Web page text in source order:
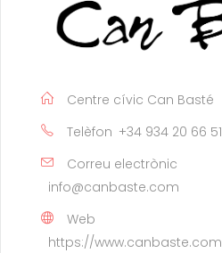
Centre cívic Can Basté
Telèfon +34 934 20 66 51
Correu electrònic
info@canbaste.com
Web
https://www.canbaste.com